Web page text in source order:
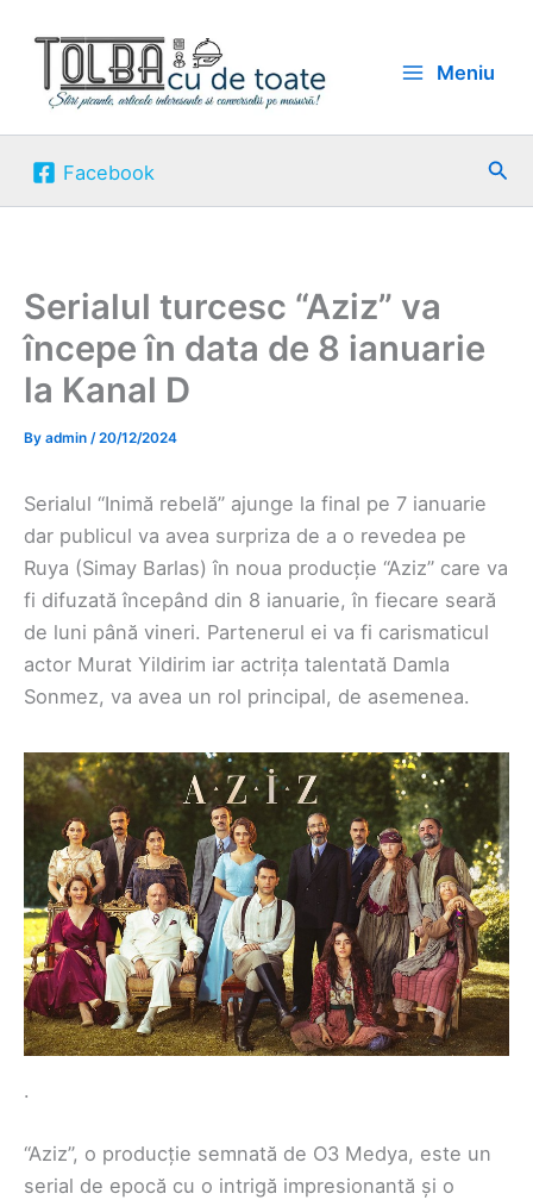
content
Meniu
Facebook
Serialul turcesc “Aziz” va
începe în data de 8 ianuarie
la Kanal D
By admin /20/12/2024
Serialul “Inimă rebelă” ajunge la final pe 7 ianuarie
dar publicul va avea surpriza de a o revedea pe
Ruya (Simay Barlas) în noua producție “Aziz” care va
fi difuzată începând din 8 ianuarie, în fiecare seară
de luni până vineri. Partenerul ei va fi carismaticul
actor Murat Yildirim iar actrița talentată Damla
Sonmez, va avea un rol principal, de asemenea.
.
“Aziz”, o producție semnată de O3 Medya, este un
serial de epocă cu o intrigă impresionantă și o